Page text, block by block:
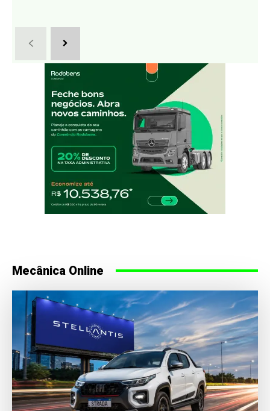
Mecânica Online